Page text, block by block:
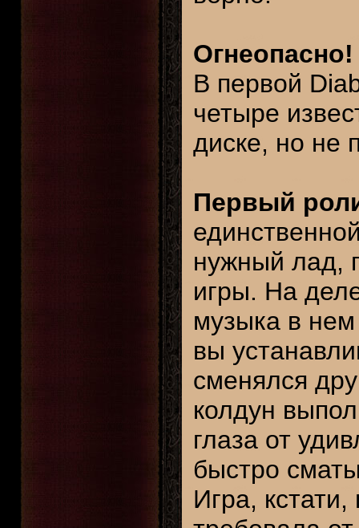
Огнеопасно!
В первой
четыре
диске, но не
Первый
нужный лад,
игры. На
музыка в
вы
сменялся
колдун
глаза от
быстро
Игра,